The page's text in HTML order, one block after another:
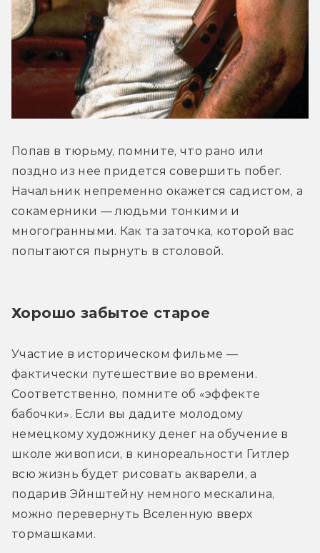
Попав в тюрьму, помните, что рано или
поздно из нее придется совершить побег.
Начальник непременно окажется садистом, а
сокамерники — людьми тонкими и
многогранными. Как та заточка, которой вас
попытаются пырнуть в столовой.
Хорошо забытое старое
Участие в историческом фильме —
фактически путешествие во времени.
Соответственно, помните об «эффекте
бабочки». Если вы дадите молодому
немецкому художнику денег на обучение в
школе живописи, в кинореальности Гитлер
всю жизнь будет рисовать акварели, а
подарив Эйнштейну немного мескалина,
можно перевернуть Вселенную вверх
тормашками.